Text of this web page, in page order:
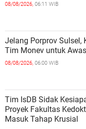
08/08/2026, 06:11 WIB
Jelang Porprov Sulsel,
Tim Monev untuk
08/08/2026, 06:00 WIB
Tim IsDB Sidak
Proyek Fakultas
Masuk Tahap Krusial